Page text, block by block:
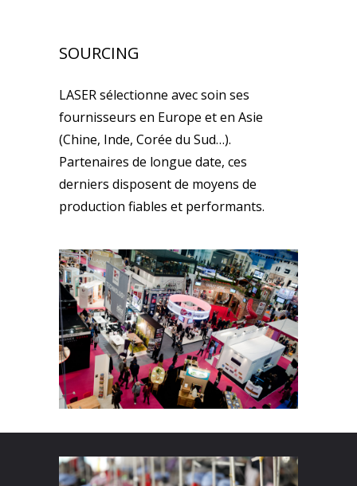
SOURCING
LASER sélectionne avec soin ses
fournisseurs en Europe et en Asie
(Chine, Inde, Corée du Sud…).
Partenaires de longue date, ces
derniers disposent de moyens de
production fiables et performants.